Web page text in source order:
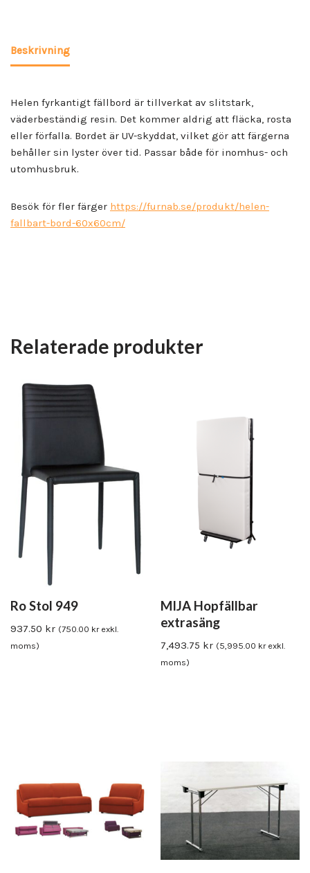
Beskrivning
Helen fyrkantigt fällbord är tillverkat av slitstark,
väderbeständig resin. Det kommer aldrig att fläcka, rosta
eller förfalla. Bordet är UV-skyddat, vilket gör att färgerna
behåller sin lyster över tid. Passar både för inomhus- och
utomhusbruk.
Besök för fler färger https://furnab.se/produkt/helen-
fallbart-bord-60x60cm/
Relaterade produkter
Ro Stol 949
937.50 kr (750.00 krexkl.
moms)
MIJA Hopfällbar
extrasäng
7,493.75 kr (5,995.00 krexkl.
moms)